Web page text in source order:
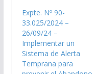
Expte. Nº 90-
33.025/2024 –
26/09/24 –
Implementar un
Sistema de Alerta
Temprana para